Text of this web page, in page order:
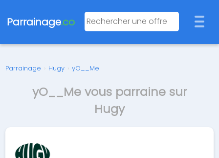
Parrainage.co
Parrainage › Hugy › yO__Me
yO__Me vous parraine sur
Hugy